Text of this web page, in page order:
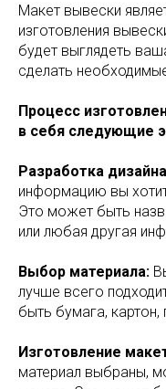
Макет вывески
изготовления
будет выглядеть
сделать
Процесс
в себя следующие
Разработка
информацию вы
Это может быть
или любая другая
Выбор материала:
лучше всего
быть бумага,
Изготовление
материал выбраны,